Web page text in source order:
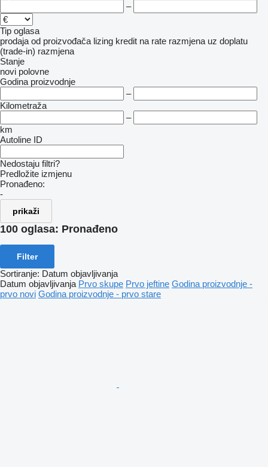
–
Tip oglasa
prodaja od proizvođača lizing kredit na rate razmjena uz doplatu
(trade-in) razmjena
Stanje
novi polovne
Godina proizvodnje
–
Kilometraža
–
km
Autoline ID
Nedostaju filtri?
Predložite izmjenu
Pronađeno:
-
prikaži
100 oglasa: Pronađeno
Filter
Sortiranje: Datum objavljivanja
Datum objavljivanja Prvo skupe Prvo jeftine Godina proizvodnje -
prvo novi Godina proizvodnje - prvo stare